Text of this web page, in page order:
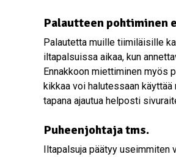
Palautteen pohtiminen
Palautetta muille tiimiläisille
iltapalsuissa aikaa, kun
Ennakkoon miettiminen myös
kikkaa voi halutessaan
tapana ajautua helposti
Puheenjohtaja tms.
Iltapalsuja päätyy useimmiten